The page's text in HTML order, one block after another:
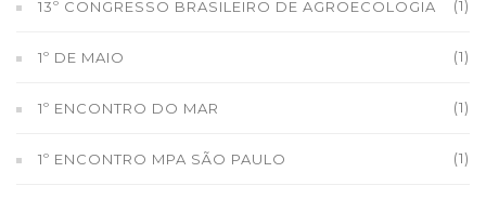
13º CONGRESSO BRASILEIRO DE AGROECOLOGIA (1)
1º DE MAIO (1)
1º ENCONTRO DO MAR (1)
1º ENCONTRO MPA SÃO PAULO (1)